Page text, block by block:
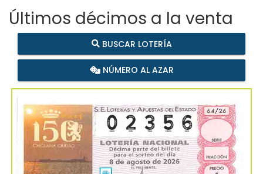
Últimos décimos a la venta
BUSCAR LOTERÍA
NÚMERO AL AZAR